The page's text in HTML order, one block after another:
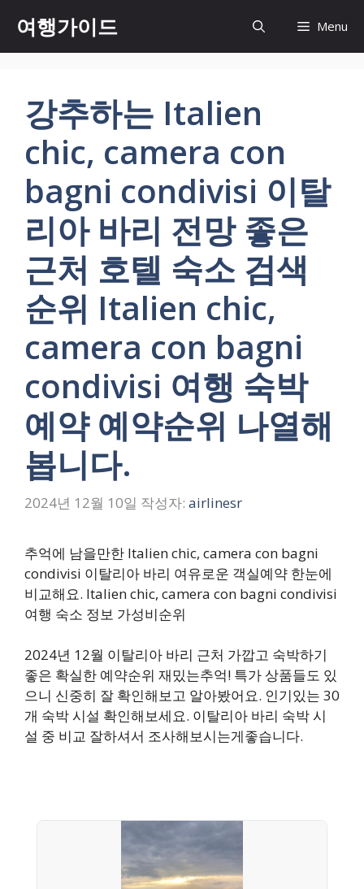
츠
여행가이드 Menu
강추하는 Italien
chic, camera con
bagni condivisi 이탈
리아 바리 전망 좋은
근처 호텔 숙소 검색
순위 Italien chic,
camera con bagni
condivisi 여행 숙박
예약 예약순위 나열해
봅니다.
2024년 12월 10일 작성자: airlinesr
추억에 남을만한 Italien chic, camera con bagni
condivisi 이탈리아 바리 여유로운 객실예약 한눈에
비교해요. Italien chic, camera con bagni condivisi
여행 숙소 정보 가성비순위
2024년 12월 이탈리아 바리 근처 가깝고 숙박하기
좋은 확실한 예약순위 재밌는추억! 특가 상품들도 있
으니 신중히 잘 확인해보고 알아봤어요. 인기있는 30
개 숙박 시설 확인해보세요. 이탈리아 바리 숙박 시
설 중 비교 잘하셔서 조사해보시는게좋습니다.